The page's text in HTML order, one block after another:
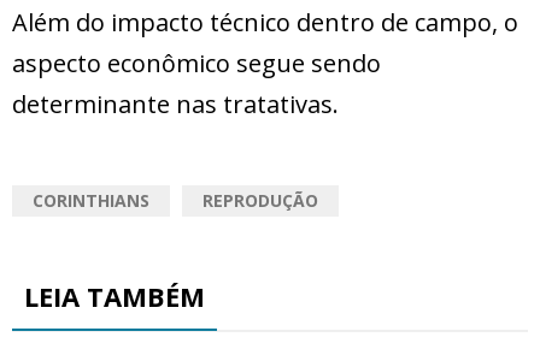
Além do impacto técnico dentro de campo, o
aspecto econômico segue sendo
determinante nas tratativas.
CORINTHIANS REPRODUÇÃO
LEIA TAMBÉM